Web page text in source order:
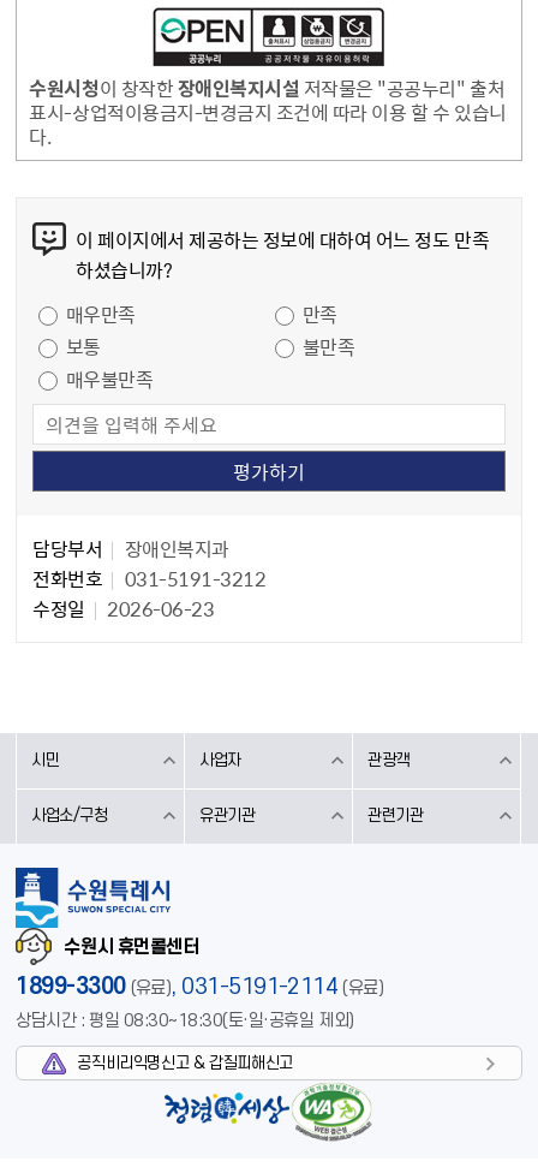
수원시청이 창작한장애인복지시설 저작물은 "공공누리" 출처
표시-상업적이용금지-변경금지 조건에 따라 이용 할 수 있습니
다.
이 페이지에서 제공하는 정보에 대하여 어느 정도 만족
하셨습니까?
매우만족
만족
보통
불만족
매우불만족
담당부서
장애인복지과
전화번호
031-5191-3212
수정일
2026-06-23
시민 사업자 관광객
사업소/구청 유관기관 관련기관
수원시 휴먼콜센터
1899-3300 (유료), 031-5191-2114 (유료)
상담시간 : 평일 08:30~18:30(토·일·공휴일 제외)
공직비리익명신고 & 갑질피해신고